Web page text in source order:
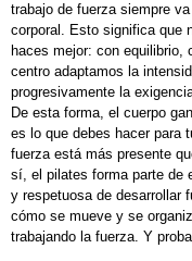
trabajo de fuerza siempre
corporal. Esto significa que
haces mejor: con equilibrio,
centro adaptamos la
progresivamente la
De esta forma, el cuerpo
es lo que debes hacer para
fuerza está más presente
sí, el pilates forma parte de
y respetuosa de desarrollar
cómo se mueve y se
trabajando la fuerza. Y